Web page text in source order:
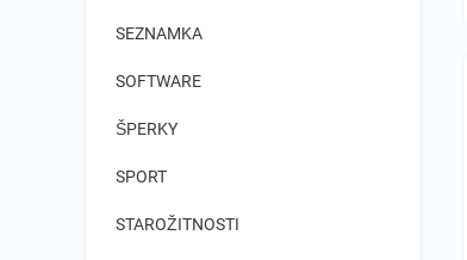
SEZNAMKA
SOFTWARE
ŠPERKY
SPORT
STAROŽITNOSTI